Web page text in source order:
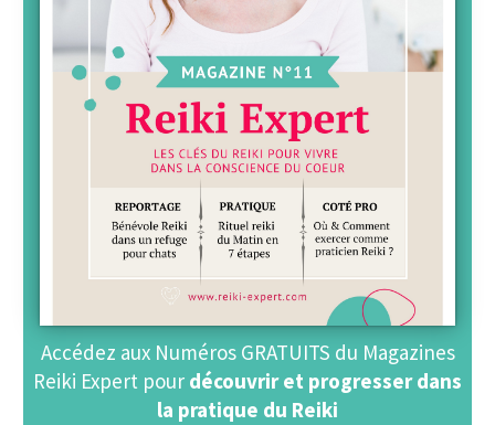
Accédez aux Numéros GRATUITS du Magazines
Reiki Expert pour découvrir et progresser dans
la pratique du Reiki